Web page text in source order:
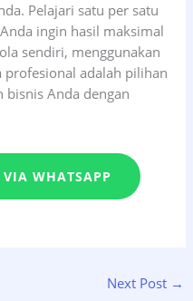
Pelajari satu per satu
ingin hasil maksimal
sendiri, menggunakan
profesional adalah pilihan
bisnis Anda dengan
WHATSAPP
Next Post →